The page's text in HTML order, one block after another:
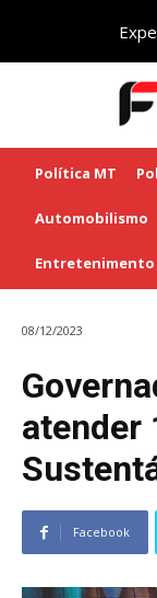
Política MT
Automobilismo
Entretenimento
08/12/2023
atender
Facebook